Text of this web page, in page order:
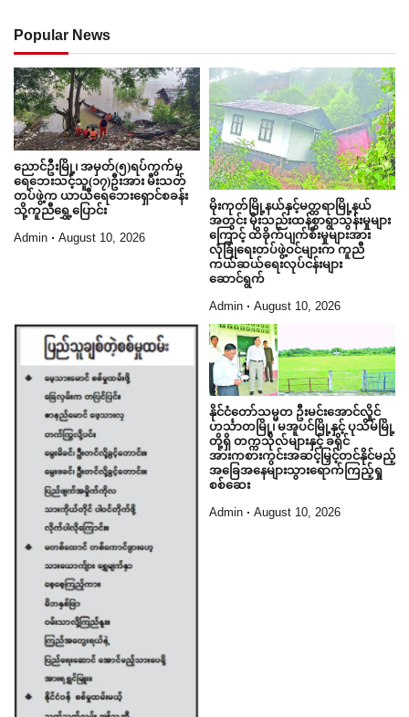
Popular News
ညောင်ဦးမြို့၊ အမှတ်(၅)ရပ်ကွက်မှ
ရေဘေးသင့်သူ(၁၇)ဦးအား မီးသတ်
တပ်ဖွဲ့က ယာယီရေဘေးရှောင်စခန်း
သို့ကူညီရွှေ့ပြောင်း
Admin August 10, 2026
မိုးကုတ်မြို့နယ်နှင့်မတ္တရာမြို့နယ်
အတွင်း မိုးသည်းထန်စွာရွာသွန်းမှုများ
ကြောင့် ထိခိုက်ပျက်စီးမှုများအား
လုံခြုံရေးတပ်ဖွဲ့ဝင်များက ကူညီ
ကယ်ဆယ်ရေးလုပ်ငန်းများ
ဆောင်ရွက်
Admin August 10, 2026
နိုင်ငံတော်သမ္မတ ဦးမင်းအောင်လှိုင်
ဟင်္သာတမြို့၊ မအူပင်မြို့နှင့် ပုသိမ်မြို့
တို့ရှိ တက္ကသိုလ်များနှင့် ခရိုင်
အားကစားကွင်းအဆင့်မြှင့်တင်နိုင်မည့်
အခြေအနေများသွားရောက်ကြည့်ရှု
စစ်ဆေး
Admin August 10, 2026